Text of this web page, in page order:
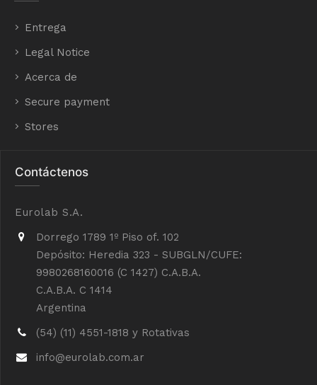
Entrega
Legal Notice
Acerca de
Secure payment
Stores
Contáctenos
Eurolab S.A.
Dorrego 1789 1º Piso of. 102
Depósito: Heredia 323 - SUBGLN/CUFE:
9980268160016 (C 1427) C.A.B.A.
C.A.B.A. C 1414
Argentina
(54) (11) 4551-1818 y Rotativas
info@eurolab.com.ar